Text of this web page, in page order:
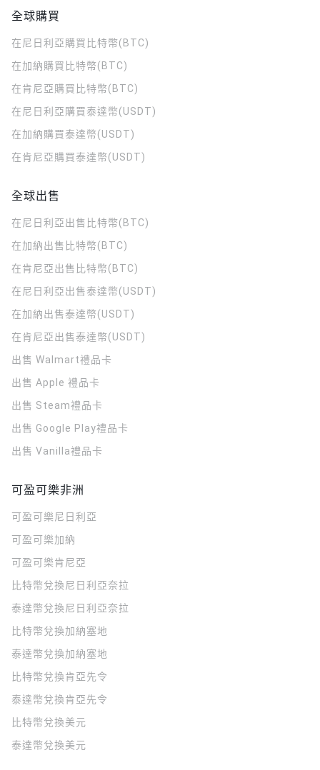
全球購買
在尼日利亞購買比特幣(BTC)
在加納購買比特幣(BTC)
在肯尼亞購買比特幣(BTC)
在尼日利亞購買泰達幣(USDT)
在加納購買泰達幣(USDT)
在肯尼亞購買泰達幣(USDT)
全球出售
在尼日利亞出售比特幣(BTC)
在加納出售比特幣(BTC)
在肯尼亞出售比特幣(BTC)
在尼日利亞出售泰達幣(USDT)
在加納出售泰達幣(USDT)
在肯尼亞出售泰達幣(USDT)
出售 Walmart禮品卡
出售 Apple 禮品卡
出售 Steam禮品卡
出售 Google Play禮品卡
出售 Vanilla禮品卡
可盈可樂非洲
可盈可樂 尼日利亞
可盈可樂加納
可盈可樂肯尼亞
比特幣兌換尼日利亞奈拉
泰達幣兌換尼日利亞奈拉
比特幣兌換加納塞地
泰達幣兌換加納塞地
比特幣兌換肯亞先令
泰達幣兌換肯亞先令
比特幣兌換美元
泰達幣兌換美元